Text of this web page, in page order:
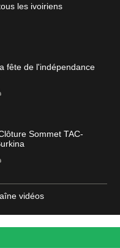
les ivoiriens
fête de l'indépendance
Sommet TAC-
vidéos